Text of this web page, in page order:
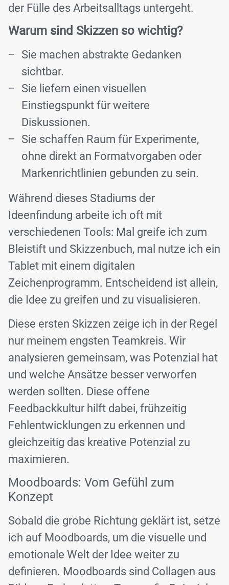
der Fülle des Arbeitsalltags untergeht.
Warum sind Skizzen so wichtig?
Sie machen abstrakte Gedanken
sichtbar.
Sie liefern einen visuellen
Einstiegspunkt für weitere
Diskussionen.
Sie schaffen Raum für Experimente,
ohne direkt an Formatvorgaben oder
Markenrichtlinien gebunden zu sein.
Während dieses Stadiums der
Ideenfindung arbeite ich oft mit
verschiedenen Tools: Mal greife ich zum
Bleistift und Skizzenbuch, mal nutze ich ein
Tablet mit einem digitalen
Zeichenprogramm. Entscheidend ist allein,
die Idee zu greifen und zu visualisieren.
Diese ersten Skizzen zeige ich in der Regel
nur meinem engsten Teamkreis. Wir
analysieren gemeinsam, was Potenzial hat
und welche Ansätze besser verworfen
werden sollten. Diese offene
Feedbackkultur hilft dabei, frühzeitig
Fehlentwicklungen zu erkennen und
gleichzeitig das kreative Potenzial zu
maximieren.
Moodboards: Vom Gefühl zum
Konzept
Sobald die grobe Richtung geklärt ist, setze
ich auf Moodboards, um die visuelle und
emotionale Welt der Idee weiter zu
definieren. Moodboards sind Collagen aus